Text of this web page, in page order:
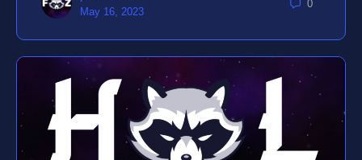
May 16, 2023
0